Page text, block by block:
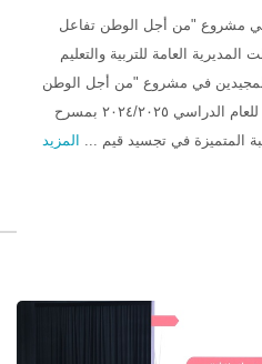
في مشروع "من أجل الوطن تفاعل
العامة للتربية والتعليم
المجيدين في مشروع "من أجل الوطن
تفاعل إيجابي وشعور بالمسؤولية" للعام الدراسي ٢٠٢٤/٢٠٢٥ بمسرح
المتميزة في تجسيد قيم ... المزيد